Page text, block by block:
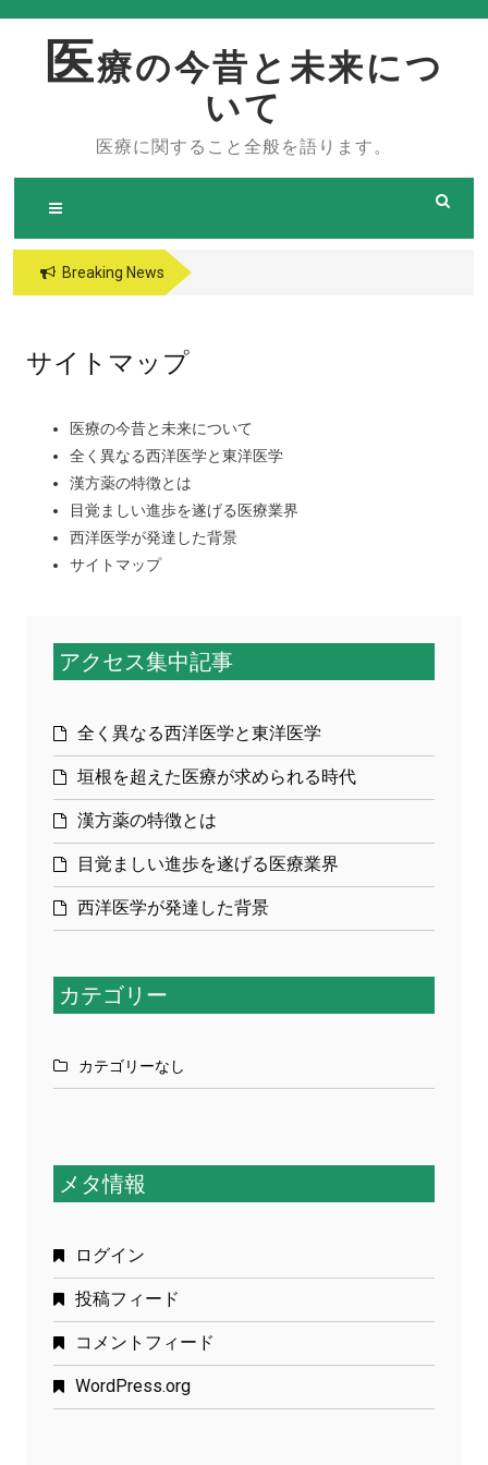
医療の今昔と未来につ
いて
医療に関すること全般を語ります。
Breaking News
サイトマップ
医療の今昔と未来について
全く異なる西洋医学と東洋医学
漢方薬の特徴とは
目覚ましい進歩を遂げる医療業界
西洋医学が発達した背景
サイトマップ
アクセス集中記事
全く異なる西洋医学と東洋医学
垣根を超えた医療が求められる時代
漢方薬の特徴とは
目覚ましい進歩を遂げる医療業界
西洋医学が発達した背景
カテゴリー
カテゴリーなし
メタ情報
ログイン
投稿フィード
コメントフィード
WordPress.org